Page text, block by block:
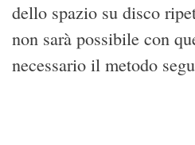
dello spazio su disco
non sarà possibile con
necessario il metodo